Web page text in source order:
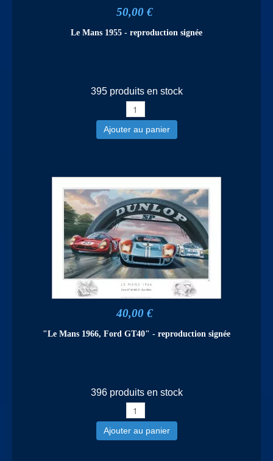
50,00 €
Le Mans 1955 - reproduction signée
395 produits en stock
Ajouter au panier
40,00 €
"Le Mans 1966, Ford GT40" - reproduction signée
396 produits en stock
Ajouter au panier